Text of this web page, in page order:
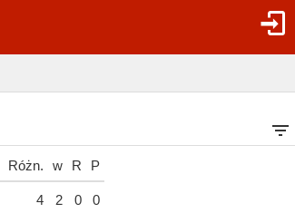
Różn. w R P
4 2 0 0